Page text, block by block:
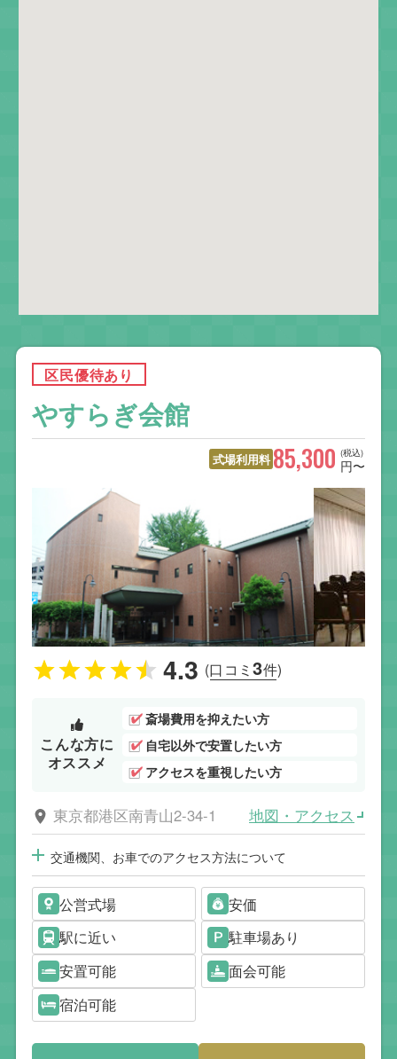
区民優待あり
やすらぎ会館
式場利用料 (税込)
85,300 円〜
4.3 (口コミ3件)
こんな方に
オススメ
斎場費用を抑えたい方
自宅以外で安置したい方
アクセスを重視したい方
東京都港区南青山2-34-1 地図・アクセス
交通機関、お車でのアクセス方法について
公営式場
安価
駅に近い
駐車場あり
安置可能
面会可能
宿泊可能